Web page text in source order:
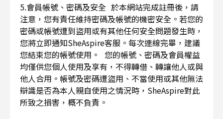
5.會員帳號、密碼及安全 於本網站完成註冊後，請
注意，您有責任維持密碼及帳號的機密安全。若您的
密碼或帳號遭到盜用或有其他任何安全問題發生時，
您將立即通知SheAspire客服。每次連線完畢，建議
您結束您的帳號使用。 您的帳號、密碼及會員權益
均僅供您個人使用及享有，不得轉借、轉讓他人或與
他人合用。帳號及密碼遭盜用、不當使用或其他無法
辯識是否為本人親自使用之情況時，SheAspire對此
所致之損害，概不負責。